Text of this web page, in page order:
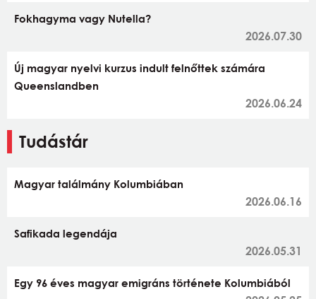
Fokhagyma vagy Nutella?
2026.07.30
Új magyar nyelvi kurzus indult felnőttek számára
Queenslandben
2026.06.24
Tudástár
Magyar találmány Kolumbiában
2026.06.16
Safikada legendája
2026.05.31
Egy 96 éves magyar emigráns története Kolumbiából